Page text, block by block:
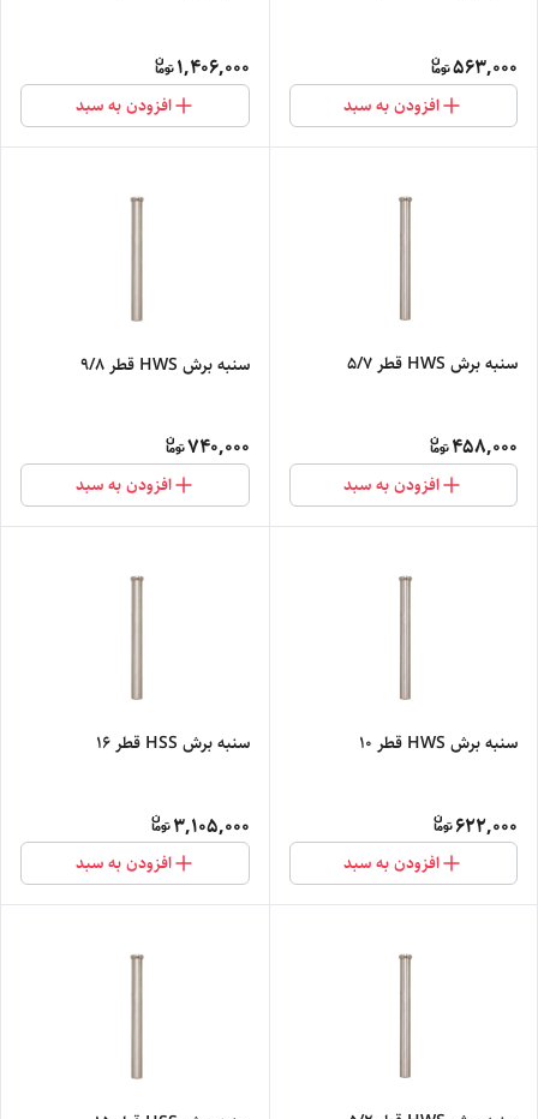
563,000
افزودن به سبد
1,406,000
افزودن به سبد
سنبه برش HWS قطر 5/7
458,000
افزودن به سبد
سنبه برش HWS قطر 9/8
740,000
افزودن به سبد
سنبه برش HWS قطر 10
622,000
افزودن به سبد
سنبه برش HSS قطر 16
3,105,000
افزودن به سبد